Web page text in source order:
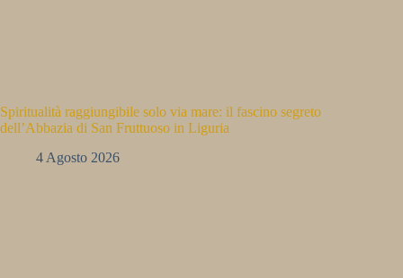
Spiritualità raggiungibile solo via mare: il fascino segreto
dell’Abbazia di San Fruttuoso in Liguria
4 Agosto 2026